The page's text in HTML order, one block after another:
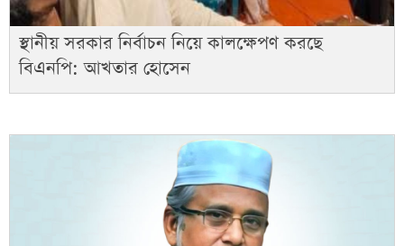
স্থানীয় সরকার নির্বাচন নিয়ে কালক্ষেপণ করছে
বিএনপি: আখতার হোসেন